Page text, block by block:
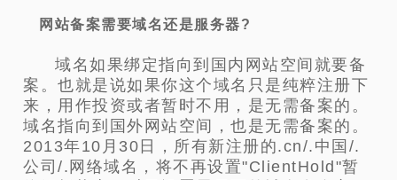
网站备案需要域名还是服务器?
域名如果绑定指向到国内网站空间就要备
案。也就是说如果你这个域名只是纯粹注册下
来，用作投资或者暂时不用，是无需备案的。
域名指向到国外网站空间，也是无需备案的。
2013年10月30日，所有新注册的.cn/.中国/.
公司/.网络域名，将不再设置"ClientHold"暂